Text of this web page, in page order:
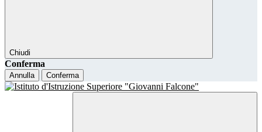
Chiudi
Conferma
Annulla Conferma